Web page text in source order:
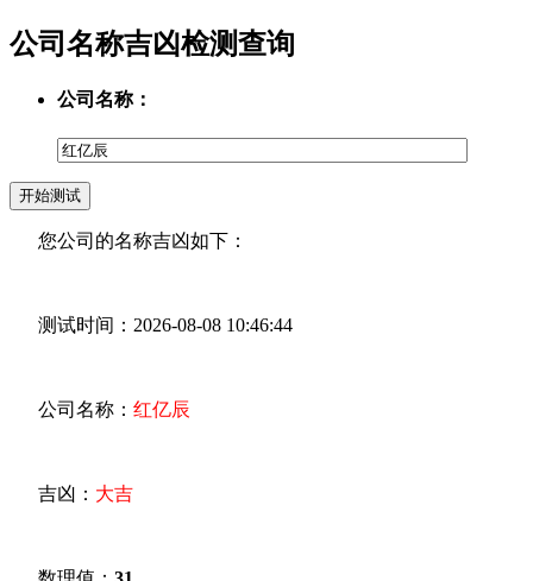
公司名称吉凶检测查询
公司名称：
您公司的名称吉凶如下：
测试时间：2026-08-08 10:46:44
公司名称： 红亿辰
吉凶： 大吉